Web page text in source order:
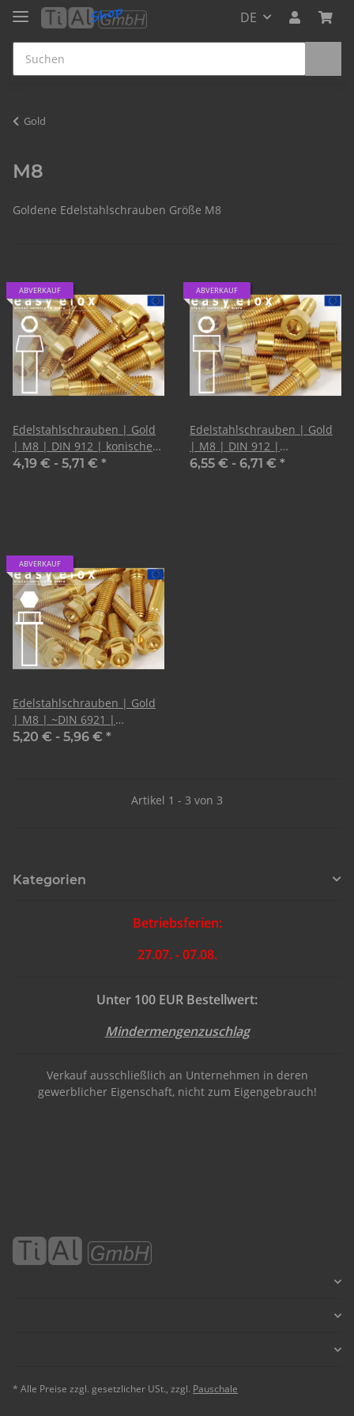
DE
Gold
M8
Goldene Edelstahlschrauben Größe M8
ABVERKAUF
Edelstahlschrauben | Gold
| M8 | DIN 912 | konischer
Kopf
4,19 € - 5,71 € *
ABVERKAUF
Edelstahlschrauben | Gold
| M8 | DIN 912 |
Zylinderkopf
6,55 € - 6,71 € *
ABVERKAUF
Edelstahlschrauben | Gold
| M8 | ~DIN 6921 |
Sechskant mit Flansch
5,20 € - 5,96 € *
Artikel 1 - 3 von 3
Kategorien
Betriebsferien:
27.07. - 07.08.
Unter 100 EUR Bestellwert:
Mindermengenzuschlag
Verkauf ausschließlich an Unternehmen in deren
gewerblicher Eigenschaft, nicht zum Eigengebrauch!
* Alle Preise zzgl. gesetzlicher USt., zzgl. Pauschale